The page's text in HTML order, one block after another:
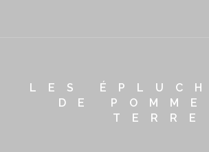
LES
DE
TERRE